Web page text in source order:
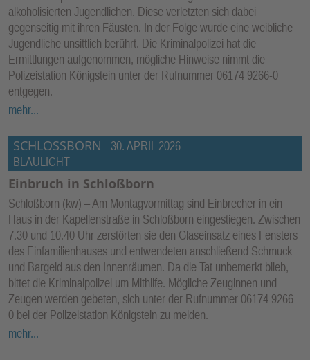
alkoholisierten Jugendlichen. Diese verletzten sich dabei
gegenseitig mit ihren Fäusten. In der Folge wurde eine weibliche
Jugendliche unsittlich berührt. Die Kriminalpolizei hat die
Ermittlungen aufgenommen, mögliche Hinweise nimmt die
Polizeistation Königstein unter der Rufnummer 06174 9266-0
entgegen.
mehr...
SCHLOSSBORN - 30. APRIL 2026
BLAULICHT
Einbruch in Schloßborn
Schloßborn (kw) – Am Montagvormittag sind Einbrecher in ein
Haus in der Kapellenstraße in Schloßborn eingestiegen. Zwischen
7.30 und 10.40 Uhr zerstörten sie den Glaseinsatz eines Fensters
des Einfamilienhauses und entwendeten anschließend Schmuck
und Bargeld aus den Innenräumen. Da die Tat unbemerkt blieb,
bittet die Kriminalpolizei um Mithilfe. Mögliche Zeuginnen und
Zeugen werden gebeten, sich unter der Rufnummer 06174 9266-
0 bei der Polizeistation Königstein zu melden.
mehr...